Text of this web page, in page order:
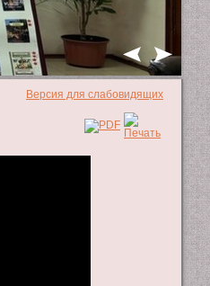
Версия для слабовидящих